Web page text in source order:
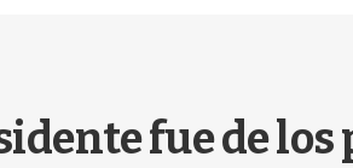
fue de